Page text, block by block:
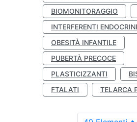
BIOMONITORAGGIO
INTERFERENTI ENDOCRINI
OBESITÀ INFANTILE
PUBERTÀ PRECOCE
PLASTICIZZANTI
FTALATI
TELARCA